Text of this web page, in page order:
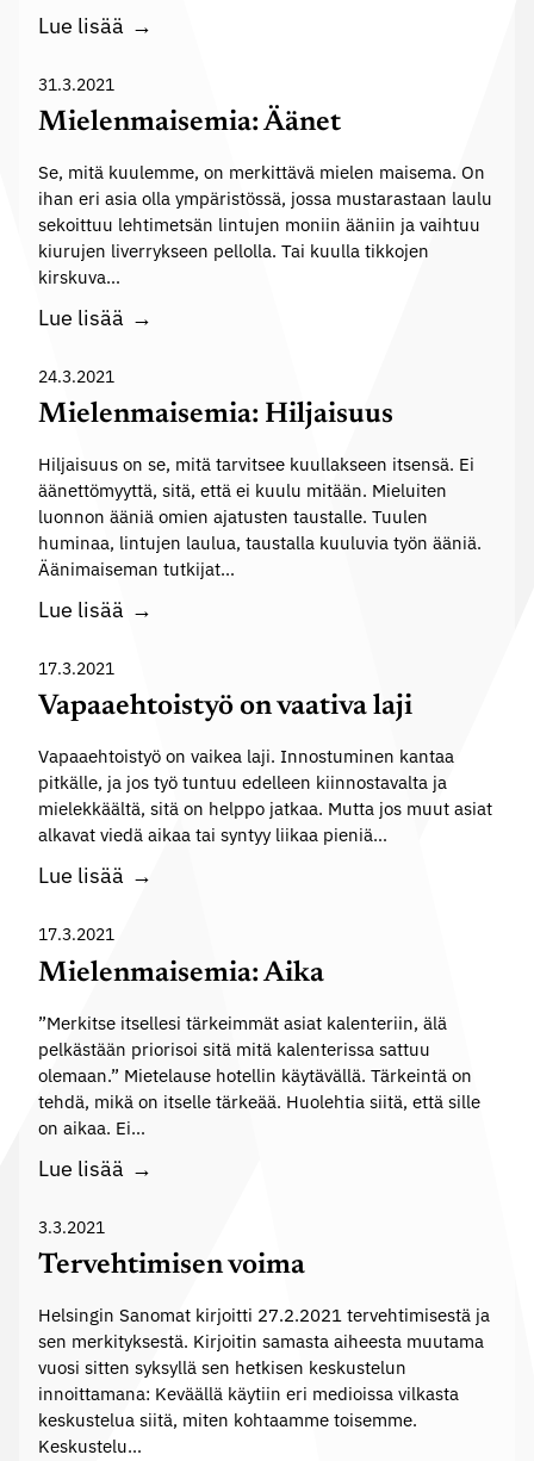
d
e
s
s
ä
i
a
m
u
u
e
a
:
H
a
l
i
t
m
i
n
e
Lue lisää K
n
s
t
a
s
m
e
r
k
i
t
y
e
t
ä
Mielenmaisemia: Äänet
31.3.2021
Se, mitä kuulemme, on merkittävä mielen maisema. On
ihan eri asia olla ympäristössä, jossa mustarastaan laulu
sekoittuu lehtimetsän lintujen moniin ääniin ja vaihtuu
kiurujen liverrykseen pellolla. Tai kuulla tikkojen
kirskuva…
Lue lisää M
l
n
m
a
i
e
a
:
Ä
ä
n
Mielenmaisemia: Hiljaisuus
24.3.2021
Hiljaisuus on se, mitä tarvitsee kuullakseen itsensä. Ei
äänettömyyttä, sitä, että ei kuulu mitään. Mieluiten
luonnon ääniä omien ajatusten taustalle. Tuulen
huminaa, lintujen laulua, taustalla kuuluvia työn ääniä.
Äänimaiseman tutkijat…
Lue lisää M
l
n
m
a
s
i
a
:
H
i
l
s
u
s
Vapaaehtoistyö on vaativa laji
17.3.2021
Vapaaehtoistyö on vaikea laji. Innostuminen kantaa
pitkälle, ja jos työ tuntuu edelleen kiinnostavalta ja
mielekkäältä, sitä on helppo jatkaa. Mutta jos muut asiat
alkavat viedä aikaa tai syntyy liikaa pieniä…
Lue lisää V
a
e
h
t
o
ö
o
n
v
a
a
Mielenmaisemia: Aika
17.3.2021
”Merkitse itsellesi tärkeimmät asiat kalenteriin, älä
pelkästään priorisoi sitä mitä kalenterissa sattuu
olemaan.” Mietelause hotellin käytävällä. Tärkeintä on
tehdä, mikä on itselle tärkeää. Huolehtia siitä, että sille
on aikaa. Ei…
Lue lisää M
l
n
m
a
i
s
Tervehtimisen voima
3.3.2021
Helsingin Sanomat kirjoitti 27.2.2021 tervehtimisestä ja
sen merkityksestä. Kirjoitin samasta aiheesta muutama
vuosi sitten syksyllä sen hetkisen keskustelun
innoittamana: Keväällä käytiin eri medioissa vilkasta
keskustelua siitä, miten kohtaamme toisemme.
Keskustelu…